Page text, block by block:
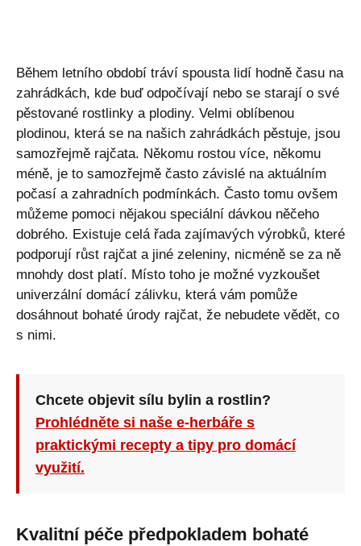
Během letního období tráví spousta lidí hodně času na
zahrádkách, kde buď odpočívají nebo se starají o své
pěstované rostlinky a plodiny. Velmi oblíbenou
plodinou, která se na našich zahrádkách pěstuje, jsou
samozřejmě rajčata. Někomu rostou více, někomu
méně, je to samozřejmě často závislé na aktuálním
počasí a zahradních podmínkách. Často tomu ovšem
můžeme pomoci nějakou speciální dávkou něčeho
dobrého. Existuje celá řada zajímavých výrobků, které
podporují růst rajčat a jiné zeleniny, nicméně se za ně
mnohdy dost platí. Místo toho je možné vyzkoušet
univerzální domácí zálivku, která vám pomůže
dosáhnout bohaté úrody rajčat, že nebudete vědět, co
s nimi.
Chcete objevit sílu bylin a rostlin?
Prohlédněte si naše e-herbáře s
praktickými recepty a tipy pro domácí
využití.
Kvalitní péče předpokladem bohaté